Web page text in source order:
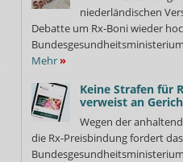
niederländischen
Debatte um Rx-Boni wieder
Mehr»
Keine Strafen für
verweist an
Wegen der
die Rx-Preisbindung fordert das